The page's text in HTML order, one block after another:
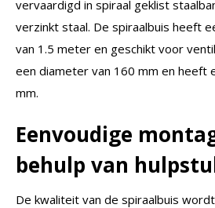
vervaardigd in spiraal geklist
verzinkt staal. De spiraalbuis heeft
van 1.5 meter en geschikt voor
een diameter van 160 mm en heeft
mm.
Eenvoudige
behulp van
De kwaliteit van de spiraalbuis